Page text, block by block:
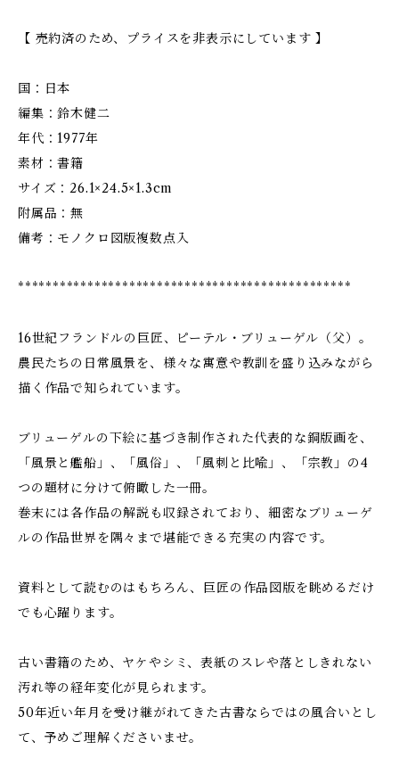
【 売約済のため、プライスを非表示にしています 】
国：日本
編集：鈴木健二
年代：1977年
素材：書籍
サイズ：26.1×24.5×1.3cm
附属品：無
備考：モノクロ図版複数点入
************************************************
16世紀フランドルの巨匠、ピーテル・ブリューゲル（父）。
農民たちの日常風景を、様々な寓意や教訓を盛り込みながら
描く作品で知られています。
ブリューゲルの下絵に基づき制作された代表的な銅版画を、
「風景と艦船」、「風俗」、「風刺と比喩」、「宗教」の4
つの題材に分けて俯瞰した一冊。
巻末には各作品の解説も収録されており、細密なブリューゲ
ルの作品世界を隅々まで堪能できる充実の内容です。
資料として読むのはもちろん、巨匠の作品図版を眺めるだけ
でも心躍ります。
古い書籍のため、ヤケやシミ、表紙のスレや落としきれない
汚れ等の経年変化が見られます。
50年近い年月を受け継がれてきた古書ならではの風合いとし
て、予めご理解くださいませ。